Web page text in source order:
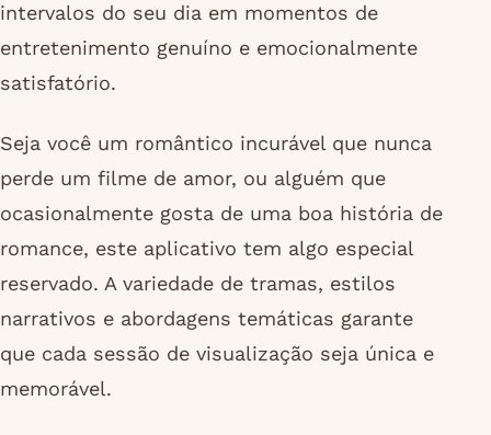
intervalos do seu dia em momentos de
entretenimento genuíno e emocionalmente
satisfatório.
Seja você um romântico incurável que nunca
perde um filme de amor, ou alguém que
ocasionalmente gosta de uma boa história de
romance, este aplicativo tem algo especial
reservado. A variedade de tramas, estilos
narrativos e abordagens temáticas garante
que cada sessão de visualização seja única e
memorável.